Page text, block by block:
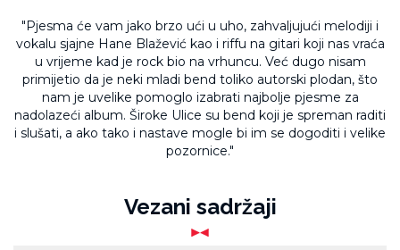
"Pjesma će vam jako brzo ući u uho, zahvaljujući melodiji i
vokalu sjajne Hane Blažević kao i riffu na gitari koji nas vraća
u vrijeme kad je rock bio na vrhuncu. Već dugo nisam
primijetio da je neki mladi bend toliko autorski plodan, što
nam je uvelike pomoglo izabrati najbolje pjesme za
nadolazeći album. Široke Ulice su bend koji je spreman raditi
i slušati, a ako tako i nastave mogle bi im se dogoditi i velike
pozornice."
Vezani sadržaji